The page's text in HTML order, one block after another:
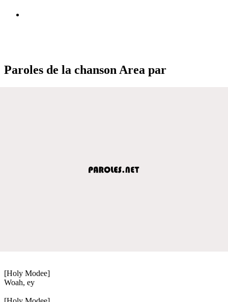
Paroles de la chanson Area par
[Holy Modee]
Woah, ey